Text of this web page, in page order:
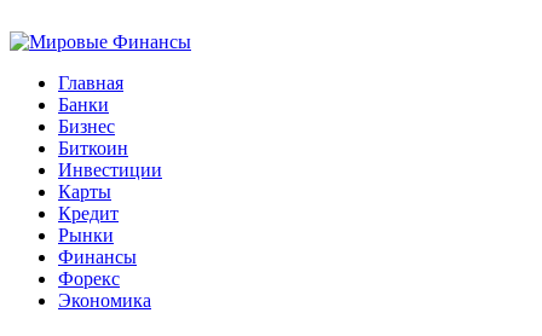
Главная
Банки
Бизнес
Биткоин
Инвестиции
Карты
Кредит
Рынки
Финансы
Форекс
Экономика